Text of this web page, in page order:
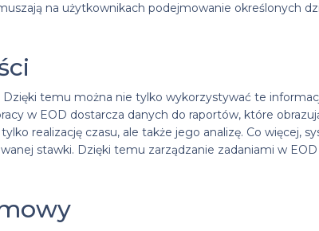
na użytkownikach podejmowanie określonych
temu można nie tylko wykorzystywać te
w EOD dostarcza danych do raportów, które
realizację czasu, ale także jego analizę. Co więcej,
stawki. Dzięki temu zarządzanie zadaniami w EOD